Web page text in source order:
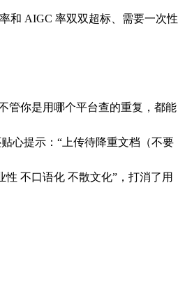
和 AIGC 率双双超标、需要一次性
管你是用哪个平台查的重复，都能
心提示：“上传待降重文档（不要
不口语化 不散文化”，打消了用